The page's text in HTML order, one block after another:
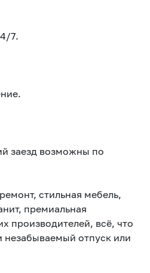
7.
заезд возможны по
стильная мебель,
премиальная
производителей, всё, что
отпуск или